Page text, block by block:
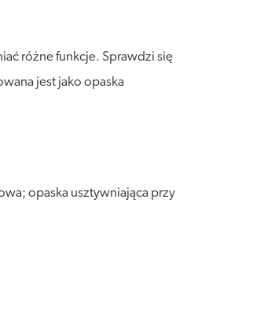
różne funkcje. Sprawdzi się
jest jako opaska
opaska usztywniająca przy